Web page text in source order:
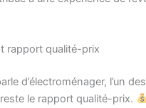
rapport qualité-prix
d’électroménager, l’un
le rapport qualité-prix.